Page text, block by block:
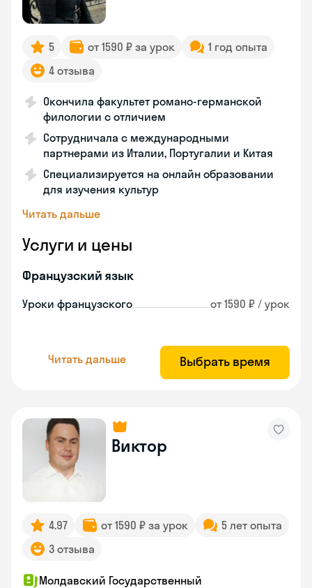
5 от 1590 ₽ за урок
1 год опыта
4 отзыва
Окончила факультет романо-германской
филологии с отличием
Сотрудничала с международными
партнерами из Италии, Португалии и Китая
Специализируется на онлайн образовании
для изучения культур
Читать дальше
Услуги и цены
Французский язык
Уроки французского от 1590 ₽ / урок
Читать дальше Выбрать время
Виктор
4.97 от 1590 ₽ за урок
5 лет опыта
3 отзыва
Молдавский Государственный